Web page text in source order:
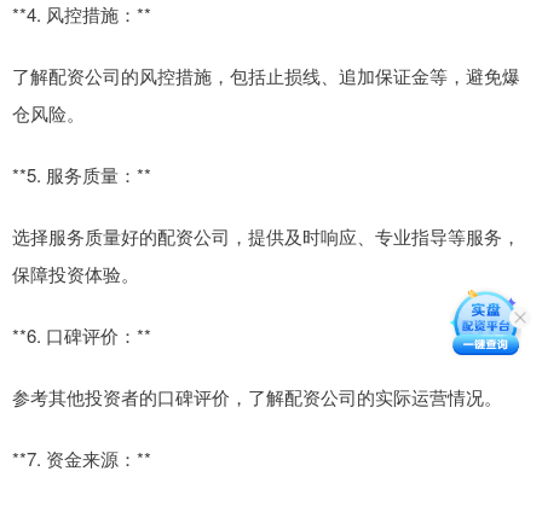
**4. 风控措施：**
了解配资公司的风控措施，包括止损线、追加保证金等，避免爆
仓风险。
**5. 服务质量：**
选择服务质量好的配资公司，提供及时响应、专业指导等服务，
保障投资体验。
**6. 口碑评价：**
参考其他投资者的口碑评价，了解配资公司的实际运营情况。
**7. 资金来源：**